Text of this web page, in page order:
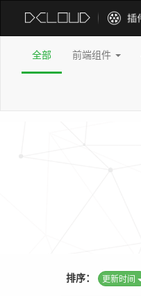
全部 前端组件
排序： 更新时间